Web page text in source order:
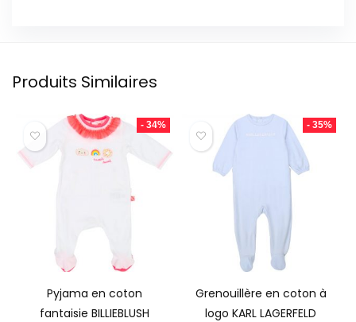
Produits Similaires
- 34%
Pyjama en coton
fantaisie BILLIEBLUSH
- 35%
Grenouillère en coton à
logo KARL LAGERFELD